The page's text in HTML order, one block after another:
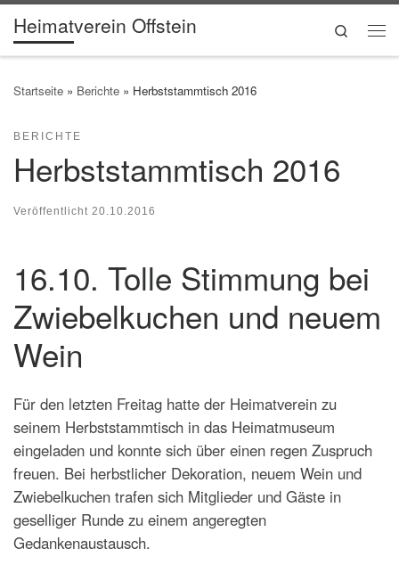
Zum Inhalt springen
Heimatverein Offstein
Search
Startseite » Berichte » Herbststammtisch 2016
BERICHTE
Herbststammtisch 2016
Veröffentlicht 20.10.2016
16.10. Tolle Stimmung bei
Zwiebelkuchen und neuem
Wein
Für den letzten Freitag hatte der Heimatverein zu
seinem Herbststammtisch in das Heimatmuseum
eingeladen und konnte sich über einen regen Zuspruch
freuen. Bei herbstlicher Dekoration, neuem Wein und
Zwiebelkuchen trafen sich Mitglieder und Gäste in
geselliger Runde zu einem angeregten
Gedankenaustausch.